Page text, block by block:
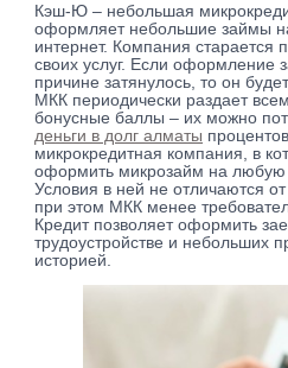
Кэш-Ю – небольшая
оформляет небольшие займы
интернет. Компания старается
своих услуг. Если оформление
причине затянулось, то он
МКК периодически раздает
бонусные баллы – их можно
деньги в долг алматы
микрокредитная компания, в
оформить микрозайм на любую
Условия в ней не отличаются
при этом МКК менее
Кредит позволяет оформить
трудоустройстве и небольших
историей.